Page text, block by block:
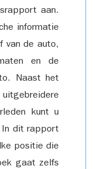
aan.
informatie
van de auto,
en de
Naast het
kunt u
In dit rapport
positie die
gaat zelfs